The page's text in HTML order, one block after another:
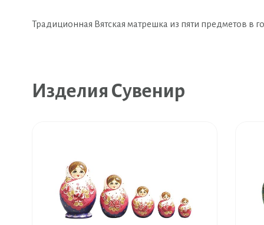
Традиционная Вятская матрешка из пяти предметов в
Изделия Сувенир